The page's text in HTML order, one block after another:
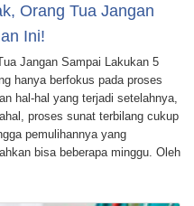
Orang Tua Jangan
Ini!
Jangan Sampai Lakukan 5
hanya berfokus pada proses
hal-hal yang terjadi setelahnya,
proses sunat terbilang cukup
pemulihannya yang
bisa beberapa minggu. Oleh